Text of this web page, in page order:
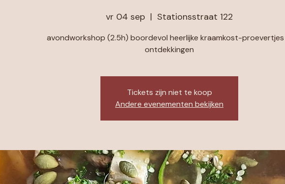
vr 04 sep
  |
Stationsstraat 122
avondworkshop (2.5h) boordevol heerlijke kraamkost-
ontdekkingen
Tickets zijn niet te koop
Andere evenementen bekijken